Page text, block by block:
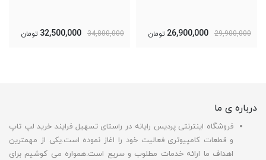
29,900,000
26,900,000 تومان 34,800,000
32,500,000 تومان
درباره ی ما
فروشگاه اینترنتی پردیس رایانه در راستای تسهیل فرایند خرید لپ تاپ
و قطعات کامپیوتری فعالیت خود را اغاز نموده است.یکی از مهمترین
اهداف ما ارائه خدمات مطلوب و سریع است.همواره می کوشیم برای